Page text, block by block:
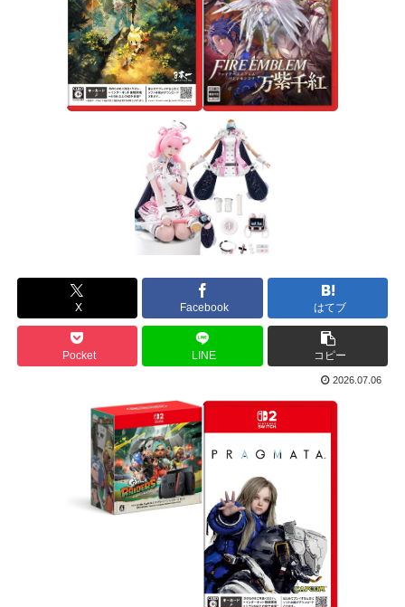
X Facebook はてブ
Pocket LINE コピー
2026.07.06